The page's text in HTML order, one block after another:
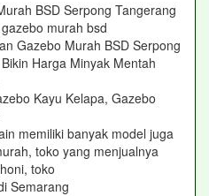
BSD Serpong Tangerang
murah bsd
Gazebo Murah BSD Serpong
Harga Minyak Mentah
Kayu Kelapa, Gazebo
memiliki banyak model juga
toko yang menjualnya
toko
Semarang